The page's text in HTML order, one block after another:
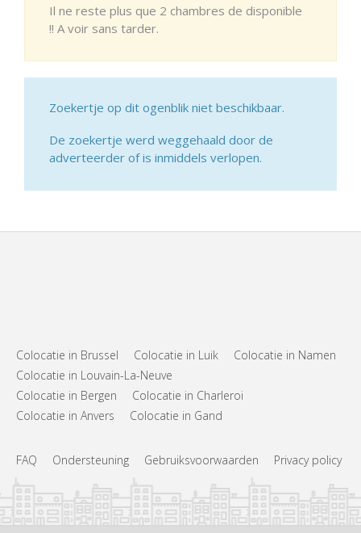
Il ne reste plus que 2 chambres de disponible
!! A voir sans tarder.
Zoekertje op dit ogenblik niet beschikbaar.
De zoekertje werd weggehaald door de
adverteerder of is inmiddels verlopen.
Colocatie in Brussel Colocatie in Luik
Colocatie in Namen
Colocatie in Louvain-La-Neuve
Colocatie in Bergen
Colocatie in Charleroi
Colocatie in Anvers
Colocatie in Gand
FAQ Ondersteuning Gebruiksvoorwaarden Privacy policy